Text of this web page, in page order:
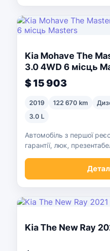
Kia Mohave The
3.0 4WD 6 місць
$ 15 903
2019 122 670 km
3.0 L
Автомобіль з першої
гарантії, люк,
Kia The New Ray